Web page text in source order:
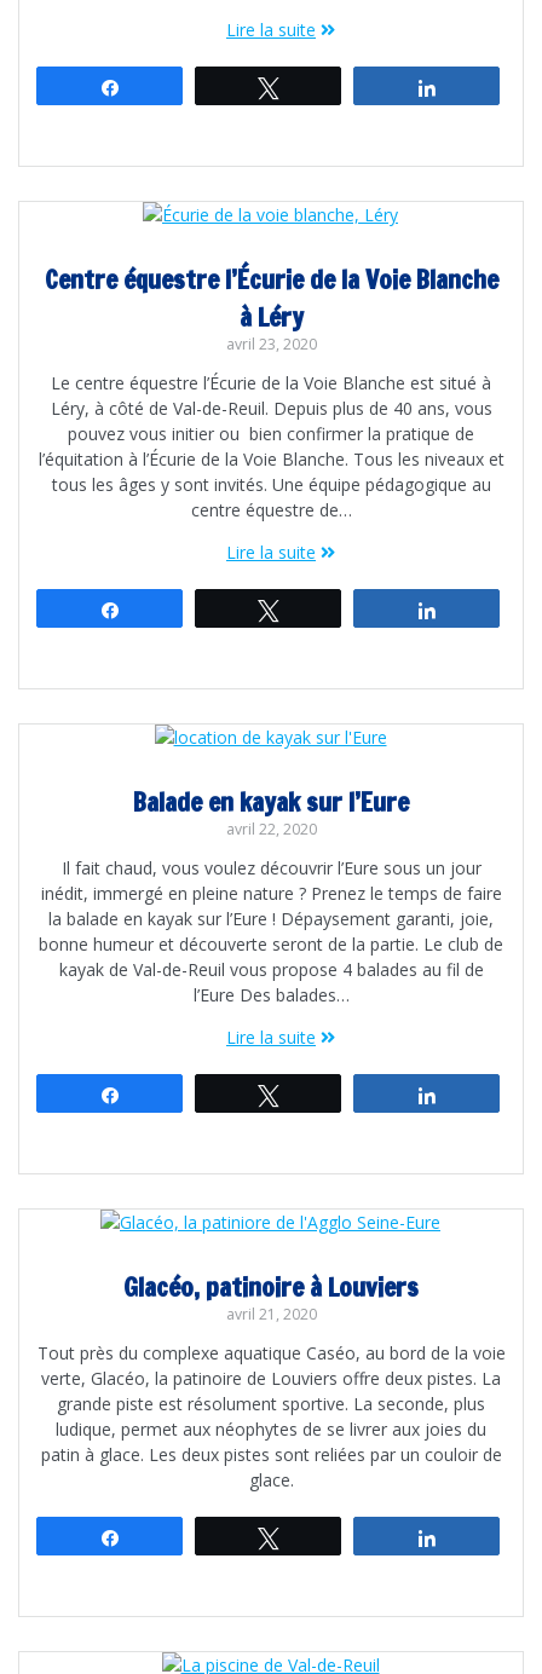
Lire la suite
Centre équestre l’Écurie de la Voie Blanche
à Léry
avril 23, 2020
Le centre équestre l’Écurie de la Voie Blanche est situé à
Léry, à côté de Val-de-Reuil. Depuis plus de 40 ans, vous
pouvez vous initier ou bien confirmer la pratique de
l’équitation à l’Écurie de la Voie Blanche. Tous les niveaux et
tous les âges y sont invités. Une équipe pédagogique au
centre équestre de…
Lire la suite
Balade en kayak sur l’Eure
avril 22, 2020
Il fait chaud, vous voulez découvrir l’Eure sous un jour
inédit, immergé en pleine nature ? Prenez le temps de faire
la balade en kayak sur l’Eure ! Dépaysement garanti, joie,
bonne humeur et découverte seront de la partie. Le club de
kayak de Val-de-Reuil vous propose 4 balades au fil de
l’Eure Des balades…
Lire la suite
Glacéo, patinoire à Louviers
avril 21, 2020
Tout près du complexe aquatique Caséo, au bord de la voie
verte, Glacéo, la patinoire de Louviers offre deux pistes. La
grande piste est résolument sportive. La seconde, plus
ludique, permet aux néophytes de se livrer aux joies du
patin à glace. Les deux pistes sont reliées par un couloir de
glace.